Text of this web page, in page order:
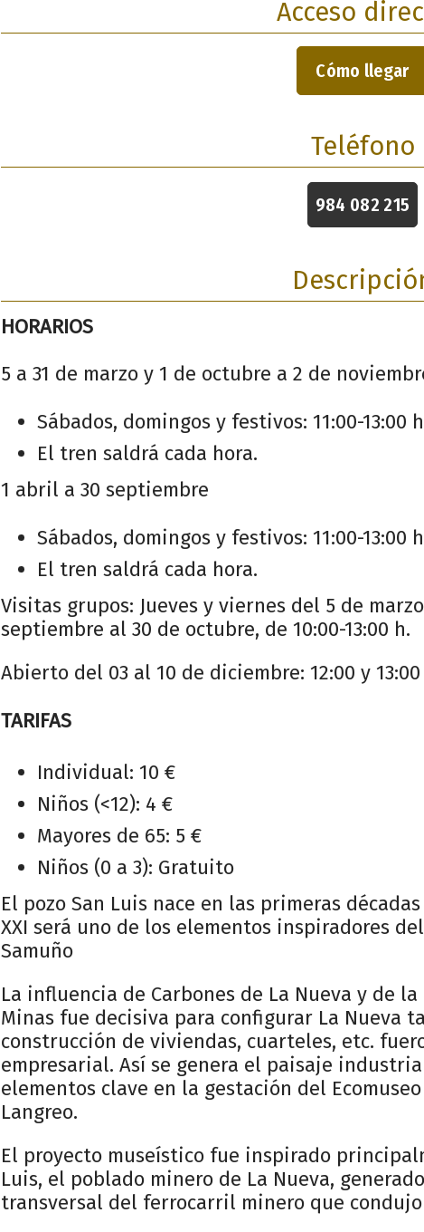
Acceso
Cómo llegar
Teléfono
984 082 215
HORARIOS
5 a 31 de marzo y 1 de octubre a 2 de
Sábados, domingos y festivos: 11:00-13:00
El tren saldrá cada hora.
1 abril a 30 septiembre
Sábados, domingos y festivos: 11:00-13:00
El tren saldrá cada hora.
Visitas grupos: Jueves y viernes del 5 de
septiembre al 30 de octubre, de 10:00-13:00 h.
Abierto del 03 al 10 de diciembre: 12:00 y 13:00
TARIFAS
Individual: 10 €
Niños (<12): 4 €
Mayores de 65: 5 €
Niños (0 a 3): Gratuito
El pozo San Luis nace en las primeras
XXI será uno de los elementos inspiradores
Samuño
La influencia de Carbones de La Nueva y de
Minas fue decisiva para configurar La Nueva
construcción de viviendas, cuarteles, etc.
empresarial. Así se genera el paisaje
elementos clave en la gestación del
Langreo.
El proyecto museístico fue inspirado
Luis, el poblado minero de La Nueva,
transversal del ferrocarril minero que